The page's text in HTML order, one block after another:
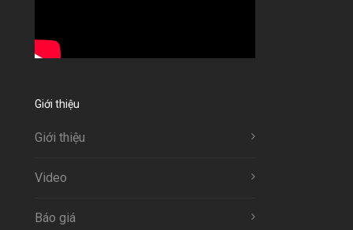
Giới thiệu
Giới thiệu
Video
Báo giá